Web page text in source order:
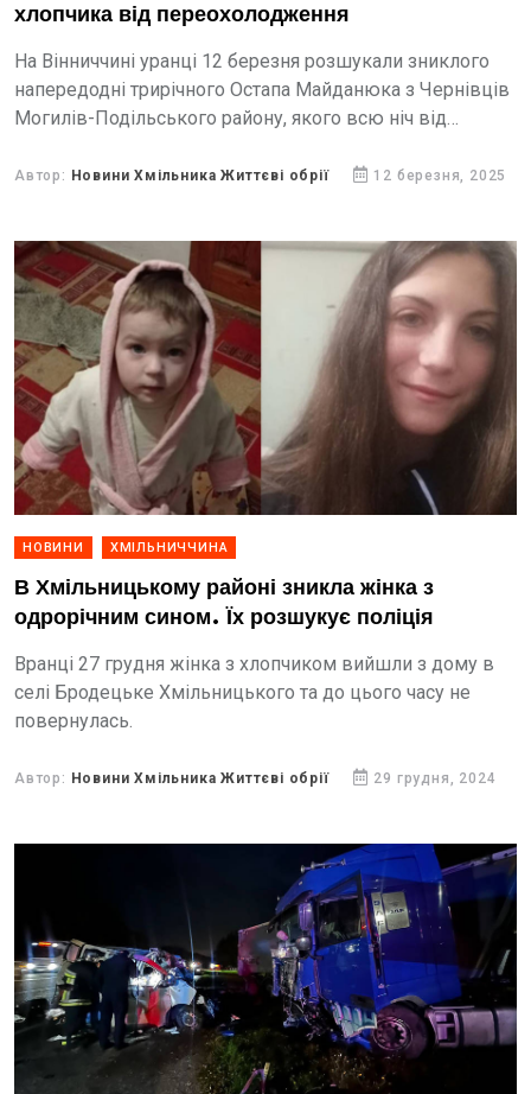
хлопчика від переохолодження
На Вінниччині уранці 12 березня розшукали зниклого
напередодні трирічного Остапа Майданюка з Чернівців
Могилів-Подільського району, якого всю ніч від
Автор: Новини Хмільника Життєві обрії 12 березня, 2025
НОВИНИ ХМІЛЬНИЧЧИНА
В Хмільницькому районі зникла жінка з
одрорічним сином. Їх розшукує поліція
Вранці 27 грудня жінка з хлопчиком вийшли з дому в
селі Бродецьке Хмільницького та до цього часу не
повернулась.
Автор: Новини Хмільника Життєві обрії 29 грудня, 2024